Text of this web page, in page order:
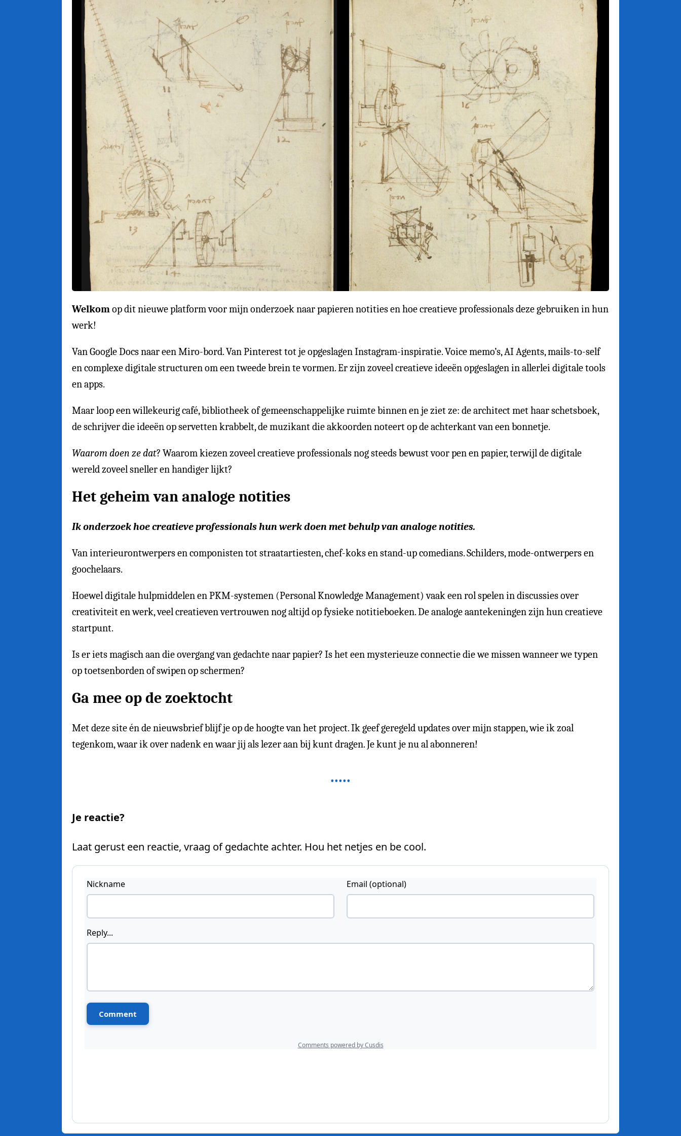
Welkomop dit nieuwe platform voor mijn onderzoek naar papieren notities en hoe creatieve professionals deze gebruiken in hun
werk!
Van Google Docs naar een Miro-bord. Van Pinterest tot je opgeslagen Instagram-inspiratie. Voice memo’s, AI Agents, mails-to-self
en complexe digitale structuren om een tweede brein te vormen. Er zijn zoveel creatieve ideeën opgeslagen in allerlei digitale tools
en apps.
Maar loop een willekeurig café, bibliotheek of gemeenschappelijke ruimte binnen en je ziet ze: de architect met haar schetsboek,
de schrijver die ideeën op servetten krabbelt, de muzikant die akkoorden noteert op de achterkant van een bonnetje.
Waarom doen ze dat? Waarom kiezen zoveel creatieve professionals nog steeds bewust voor pen en papier, terwijl de digitale
wereld zoveel sneller en handiger lijkt?
Het geheim van analoge notities
Ik onderzoek hoe creatieve professionals hun werk doen met behulp van analoge notities.
Van interieurontwerpers en componisten tot straatartiesten, chef-koks en stand-up comedians. Schilders, mode-ontwerpers en
goochelaars.
Hoewel digitale hulpmiddelen en PKM-systemen (Personal Knowledge Management) vaak een rol spelen in discussies over
creativiteit en werk, veel creatieven vertrouwen nog altijd op fysieke notitieboeken. De analoge aantekeningen zijn hun creatieve
startpunt.
Is er iets magisch aan die overgang van gedachte naar papier? Is het een mysterieuze connectie die we missen wanneer we typen
op toetsenborden of swipen op schermen?
Ga mee op de zoektocht
Met deze site én de nieuwsbrief blijf je op de hoogte van het project. Ik geef geregeld updates over mijn stappen, wie ik zoal
tegenkom, waar ik over nadenk en waar jij als lezer aan bij kunt dragen. Je kunt je nu al abonneren!
Je reactie?
Laat gerust een reactie, vraag of gedachte achter. Hou het netjes en be cool.